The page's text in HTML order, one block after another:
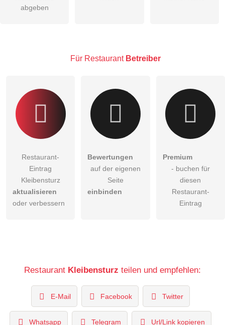
Besucher sichtbar.
abgeben
Für Restaurant Betreiber
Restaurant-
Eintrag
Kleibensturz
aktualisieren
oder verbessern
Bewertungen
auf der eigenen
Seite
einbinden
Premium
- buchen für
diesen
Restaurant-
Eintrag
Restaurant Kleibensturz teilen und empfehlen:
E-Mail Facebook Twitter
Whatsapp Telegram Url/Link kopieren